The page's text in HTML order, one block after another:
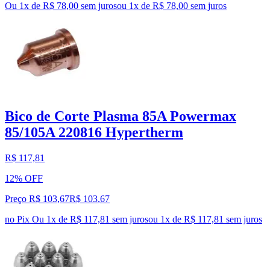
Ou 1x de R$ 78,00 sem jurosou 1x de R$ 78,00 sem juros
Bico de Corte Plasma 85A Powermax
85/105A 220816 Hypertherm
R$ 117,81
12% OFF
Preço R$ 103,67R$ 103,67
no Pix Ou 1x de R$ 117,81 sem jurosou 1x de R$ 117,81 sem juros